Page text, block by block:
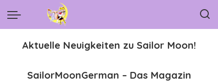
Aktuelle Neuigkeiten zu Sailor Moon!
SailorMoonGerman – Das Magazin